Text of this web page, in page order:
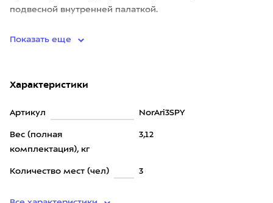
подвесной внутренней палаткой.
Показать еще
Характеристики
Артикул NorAri3SPY
Вес (полная
комплектация), кг
3,12
Количество мест (чел) 3